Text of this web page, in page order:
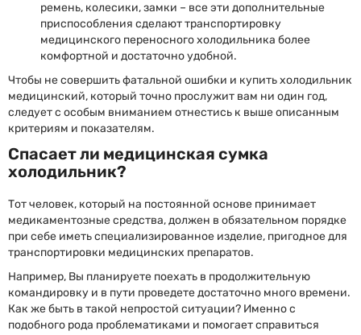
ремень, колесики, замки – все эти дополнительные
приспособления сделают транспортировку
медицинского переносного холодильника более
комфортной и достаточно удобной.
Чтобы не совершить фатальной ошибки и купить холодильник
медицинский, который точно прослужит вам ни один год,
следует с особым вниманием отнестись к выше описанным
критериям и показателям.
Спасает ли медицинская сумка
холодильник?
Тот человек, который на постоянной основе принимает
медикаментозные средства, должен в обязательном порядке
при себе иметь специализированное изделие, пригодное для
транспортировки медицинских препаратов.
Например, Вы планируете поехать в продолжительную
командировку и в пути проведете достаточно много времени.
Как же быть в такой непростой ситуации? Именно с
подобного рода проблематиками и помогает справиться